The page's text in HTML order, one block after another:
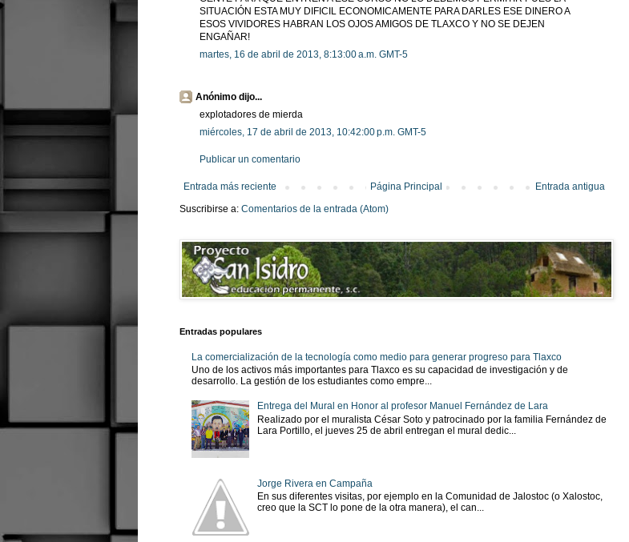
SITUACIÓN ESTA MUY DIFICIL ECONOMICAMENTE PARA DARLES ESE DINERO A
ESOS VIVIDORES HABRAN LOS OJOS AMIGOS DE TLAXCO Y NO SE DEJEN
ENGAÑAR!
martes, 16 de abril de 2013, 8:13:00 a.m. GMT-5
Anónimo dijo...
explotadores de mierda
miércoles, 17 de abril de 2013, 10:42:00 p.m. GMT-5
Publicar un comentario
Entrada más reciente Entrada antigua
Página Principal
Suscribirse a: Comentarios de la entrada (Atom)
Entradas populares
La comercialización de la tecnología como medio para generar progreso para Tlaxco
Uno de los activos más importantes para Tlaxco es su capacidad de investigación y de
desarrollo. La gestión de los estudiantes como empre...
Entrega del Mural en Honor al profesor Manuel Fernández de Lara
Realizado por el muralista César Soto y patrocinado por la familia Fernández de
Lara Portillo, el jueves 25 de abril entregan el mural dedic...
Jorge Rivera en Campaña
En sus diferentes visitas, por ejemplo en la Comunidad de Jalostoc (o Xalostoc,
creo que la SCT lo pone de la otra manera), el can...